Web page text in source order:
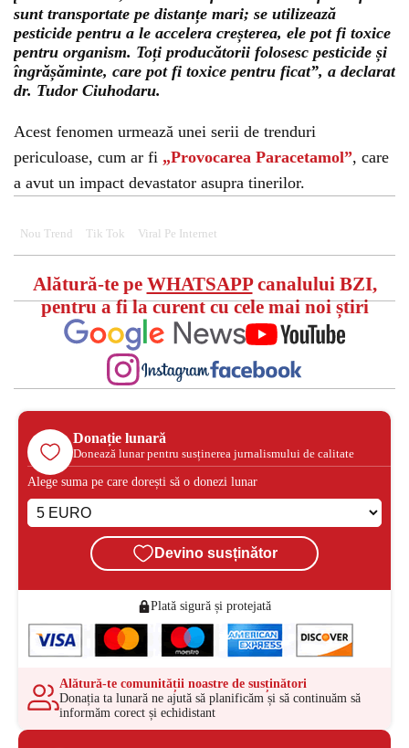
sunt transportate pe distanțe mari; se utilizează
pesticide pentru a le accelera creșterea, ele pot fi toxice
pentru organism. Toți producătorii folosesc pesticide și
îngrășăminte, care pot fi toxice pentru ficat”, a declarat
dr. Tudor Ciuhodaru.
Acest fenomen urmează unei serii de trenduri
periculoase, cum ar fi „Provocarea Paracetamol”, care
a avut un impact devastator asupra tinerilor.
Nou Trend Tik Tok Viral Pe Internet
Alătură-te pe WHATSAPPcanalului BZI,
pentru a fi la curent cu cele mai noi știri
Donație lunară
Donează lunar pentru susținerea jurnalismului de calitate
Alege suma pe care dorești să o donezi lunar
Devino susținător
Plată sigură și protejată
Alătură-te comunității noastre de susținători
Donația ta lunară ne ajută să planificăm și să continuăm să
informăm corect și echidistant